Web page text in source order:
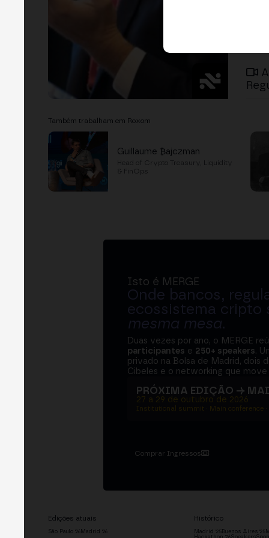
Também trabalham em Roxom
Guillaume ₿ajczman
Head of Crypto Treasury, Liquidity
& FinOps
Isto é MERGE
Onde bancos,
ecossistema cripto
mesma mesa.
Duas vezes por ano, o MERGE
participantes e 250+ speakers.
privado na Bolsa de Madrid, dois
Cibeles e o networking que move
PRÓXIMA EDIÇÃO →
27 a 29 de outubro de 2026
Institutional summit · Main conference
Comprar Ingressos
Edições atuais
São Paulo '26 Madrid '26
Histórico
Madrid '25Buenos Aires '25